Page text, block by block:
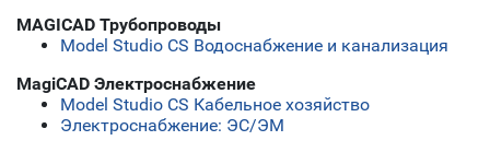
MAGICAD Трубопроводы
Model Studio CS Водоснабжение и канализация
MagiCAD Электроснабжение
Model Studio CS Кабельное хозяйство
Электроснабжение: ЭС/ЭМ